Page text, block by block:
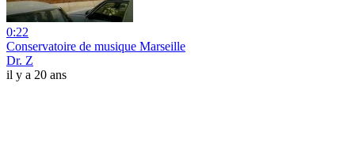
0:22
Conservatoire de musique Marseille
Dr. Z
il y a 20 ans